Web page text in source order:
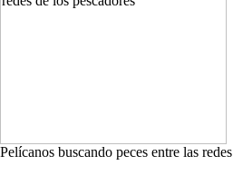
Pelícanos buscando peces entre las redes